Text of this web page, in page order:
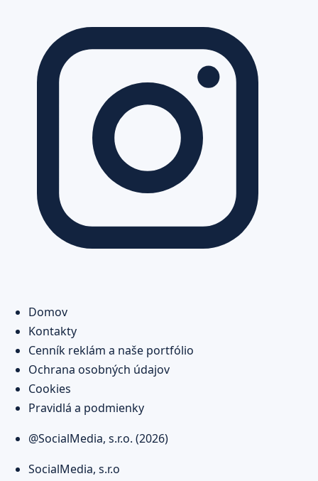
Domov
Kontakty
Cenník reklám a naše portfólio
Ochrana osobných údajov
Cookies
Pravidlá a podmienky
@SocialMedia, s.r.o. (2026)
SocialMedia, s.r.o